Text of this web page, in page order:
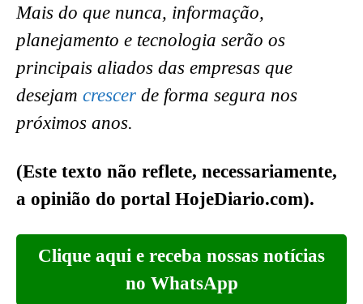
Mais do que nunca, informação,
planejamento e tecnologia serão os
principais aliados das empresas que
desejam crescer de forma segura nos
próximos anos.
(Este texto não reflete, necessariamente,
a opinião do portal HojeDiario.com).
Clique aqui e receba nossas notícias
no WhatsApp